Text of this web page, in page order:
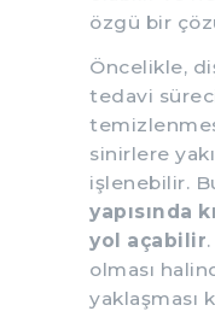
özgü bir
Öncelikle,
tedavi
sinirlere
işlenebilir.
yapısında
yol açabilir
olması
yaklaşması